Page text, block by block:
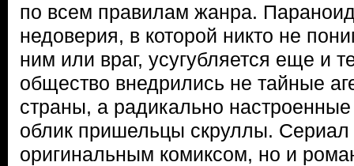
по всем правилам жанра.
недоверия, в которой никто не
ним или враг, усугубляется еще и
общество внедрились не тайные
страны, а радикально
облик пришельцы скруллы. Сериал
оригинальным комиксом, но и